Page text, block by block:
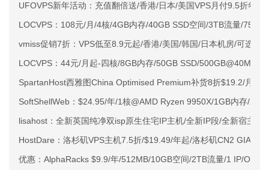
UFOVPS新年活动：充值翻倍送/香港/日本/美国VPS月付9.5折年
LOCVPS：108元/月/4核/4GB内存/40GB SSD空间/3TB流量/
vmiss促销7折：VPS低至8.9元起/香港/美国/韩国/日本机房/可选
LOCVPS：44元/月起-四核/8GB内存/50GB SSD/
SpartanHost西雅图China Optimised Premium补货8折$19.2/月起
SoftShellWeb：$24.95/年/1核@AMD Ryzen 9950X/1GB内存/
lisahost：全新英国纯净双isp原生住宅IP主机/全新IP段/全新宿主机
HostDare：洛杉矶VPS主机7.5折/$19.49/年起/洛杉矶CN2 GIA/日
优惠：AlphaRacks $9.9/年/512MB/10GB空间/2TB流量/1 IP/OVZ/